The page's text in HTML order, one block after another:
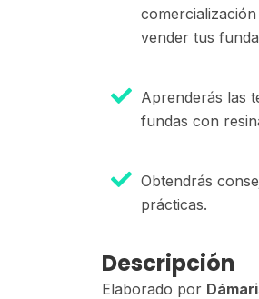
vender tus
Aprenderás las
fundas con
Obtendrás
prácticas.
Descripción
Elaborado por